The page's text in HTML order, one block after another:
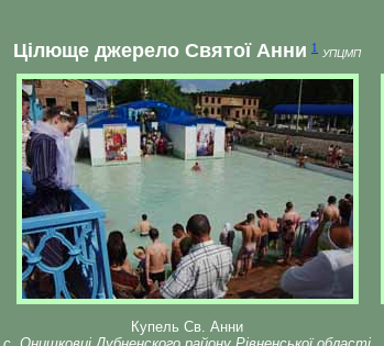
Цілюще джерело Святої Анни 1 УПЦМП
Купель Св. Анни